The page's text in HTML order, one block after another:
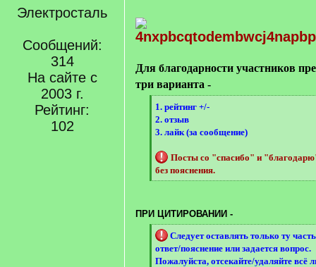
Электросталь
Сообщений:
314
На сайте с
2003 г.
Рейтинг:
102
Для благодарности участников
три варианта -
[
q
]
1. рейтинг +/-
2. отзыв
3. лайк (за сообщение)
Посты со "спасибо" и
без пояснения.
[
q
]
ПРИ ЦИТИРОВАНИИ -
[
q
]
Следует оставлять только ту
ответ/пояснение или задается вопрос.
Пожалуйста, отсекайте/удаляйте всё